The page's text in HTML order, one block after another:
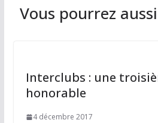
k
o
a
Vous pourrez
Interclubs : une
honorable
4 décembre 2017